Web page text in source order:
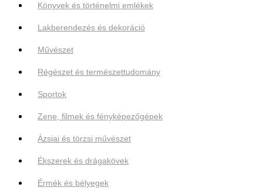
Könyvek és történelmi emlékek
Lakberendezés és dekoráció
Művészet
Régészet és természettudomány
Sportok
Zene, filmek és fényképezőgépek
Ázsiai és törzsi művészet
Ékszerek és drágakövek
Érmék és bélyegek